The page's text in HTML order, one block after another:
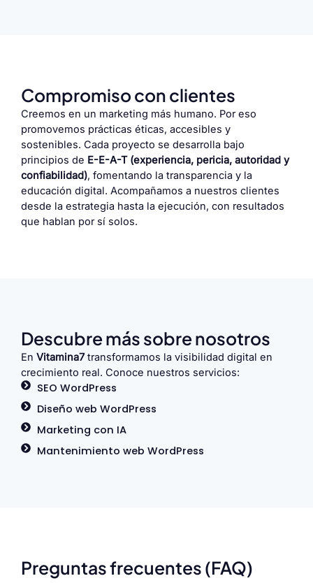
Compromiso con clientes
Creemos en un marketing más humano. Por eso
promovemos prácticas éticas, accesibles y
sostenibles. Cada proyecto se desarrolla bajo
principios de E-E-A-T (experiencia, pericia, autoridad y
confiabilidad), fomentando la transparencia y la
educación digital. Acompañamos a nuestros clientes
desde la estrategia hasta la ejecución, con resultados
que hablan por sí solos.
Descubre más sobre nosotros
En Vitamina7transformamos la visibilidad digital en
crecimiento real. Conoce nuestros servicios:
SEO WordPress
Diseño web WordPress
Marketing con IA
Mantenimiento web WordPress
Preguntas frecuentes (FAQ)